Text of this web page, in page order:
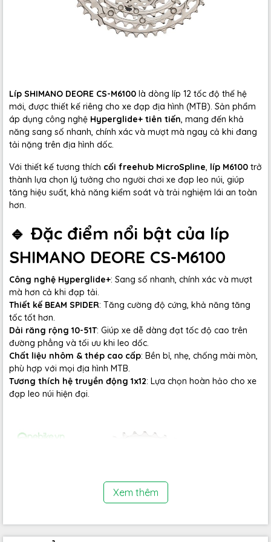
Líp SHIMANO DEORE CS-M6100 là dòng líp 12 tốc độ thế hệ
mới, được thiết kế riêng cho xe đạp địa hình (MTB). Sản phẩm
áp dụng công nghệ Hyperglide+ tiên tiến, mang đến khả
năng sang số nhanh, chính xác và mượt mà ngay cả khi đang
tải nặng trên địa hình dốc.
Với thiết kế tương thích cối freehub MicroSpline, líp M6100 trở
thành lựa chọn lý tưởng cho người chơi xe đạp leo núi, giúp
tăng hiệu suất, khả năng kiểm soát và trải nghiệm lái an toàn
hơn.
🔹 Đặc điểm nổi bật của líp
SHIMANO DEORE CS-M6100
Công nghệ Hyperglide+: Sang số nhanh, chính xác và mượt
mà hơn cả khi đạp tải.
Thiết kế BEAM SPIDER: Tăng cường độ cứng, khả năng tăng
tốc tốt hơn.
Dải răng rộng 10-51T: Giúp xe dễ dàng đạt tốc độ cao trên
đường phẳng và tối ưu khi leo dốc.
Chất liệu nhôm & thép cao cấp: Bền bỉ, nhẹ, chống mài mòn,
phù hợp với mọi địa hình MTB.
Tương thích hệ truyền động 1x12: Lựa chọn hoàn hảo cho xe
đạp leo núi hiện đại.
Xem thêm